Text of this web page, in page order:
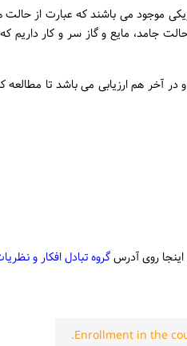
می باشند که عبارت از حالت
جامد، مایع و گاز سر و کار داریم
آخر هم ارزیابی می باشد تا مطالعه
روی آدرسگروه تبادل افکار و
Enrollment in the